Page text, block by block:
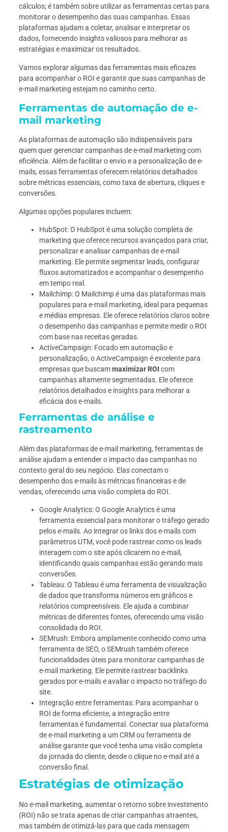
cálculos; é também sobre utilizar as ferramentas certas para
monitorar o desempenho das suas campanhas. Essas
plataformas ajudam a coletar, analisar e interpretar os
dados, fornecendo insights valiosos para melhorar as
estratégias e maximizar os resultados.
Vamos explorar algumas das ferramentas mais eficazes
para acompanhar o ROI e garantir que suas campanhas de
e-mail marketing estejam no caminho certo.
Ferramentas de automação de e-
mail marketing
As plataformas de automação são indispensáveis para
quem quer gerenciar campanhas de e-mail marketing com
eficiência. Além de facilitar o envio e a personalização de e-
mails, essas ferramentas oferecem relatórios detalhados
sobre métricas essenciais, como taxa de abertura, cliques e
conversões.
Algumas opções populares incluem:
HubSpot: O HubSpot é uma solução completa de
marketing que oferece recursos avançados para criar,
personalizar e analisar campanhas de e-mail
marketing. Ele permite segmentar leads, configurar
fluxos automatizados e acompanhar o desempenho
em tempo real.
Mailchimp: O Mailchimp é uma das plataformas mais
populares para e-mail marketing, ideal para pequenas
e médias empresas. Ele oferece relatórios claros sobre
o desempenho das campanhas e permite medir o ROI
com base nas receitas geradas.
ActiveCampaign: Focado em automação e
personalização, o ActiveCampaign é excelente para
empresas que buscammaximizar ROI com
campanhas altamente segmentadas. Ele oferece
relatórios detalhados e insights para melhorar a
eficácia dos e-mails.
Ferramentas de análise e
rastreamento
Além das plataformas de e-mail marketing, ferramentas de
análise ajudam a entender o impacto das campanhas no
contexto geral do seu negócio. Elas conectam o
desempenho dos e-mails às métricas financeiras e de
vendas, oferecendo uma visão completa do ROI.
Google Analytics: O Google Analytics é uma
ferramenta essencial para monitorar o tráfego gerado
pelos e-mails. Ao integrar os links dos e-mails com
parâmetros UTM, você pode rastrear como os leads
interagem com o site após clicarem no e-mail,
identificando quais campanhas estão gerando mais
conversões.
Tableau: O Tableau é uma ferramenta de visualização
de dados que transforma números em gráficos e
relatórios compreensíveis. Ele ajuda a combinar
métricas de diferentes fontes, oferecendo uma visão
consolidada do ROI.
SEMrush: Embora amplamente conhecido como uma
ferramenta de SEO, o SEMrush também oferece
funcionalidades úteis para monitorar campanhas de
e-mail marketing. Ele permite rastrear backlinks
gerados por e-mails e avaliar o impacto no tráfego do
site.
Integração entre ferramentas: Para acompanhar o
ROI de forma eficiente, a integração entre
ferramentas é fundamental. Conectar sua plataforma
de e-mail marketing a um CRM ou ferramenta de
análise garante que você tenha uma visão completa
da jornada do cliente, desde o clique no e-mail até a
conversão final.
Estratégias de otimização
No e-mail marketing, aumentar o retorno sobre investimento
(ROI) não se trata apenas de criar campanhas atraentes,
mas também de otimizá-las para que cada mensagem